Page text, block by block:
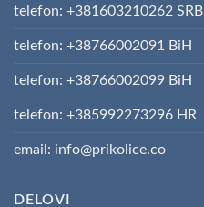
telefon: +381603210262 SRB
telefon: +38766002091 BiH
telefon: +38766002099 BiH
telefon: +385992273296 HR
email: info@prikolice.co
DELOVI